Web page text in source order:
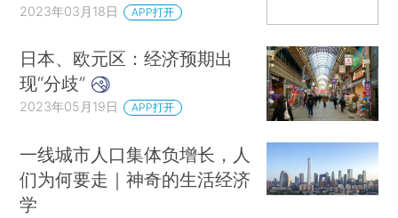
2023年03月18日 APP打开
日本、欧元区：经济预期出
现“分歧”
2023年05月19日 APP打开
一线城市人口集体负增长，人
们为何要走｜神奇的生活经济
学